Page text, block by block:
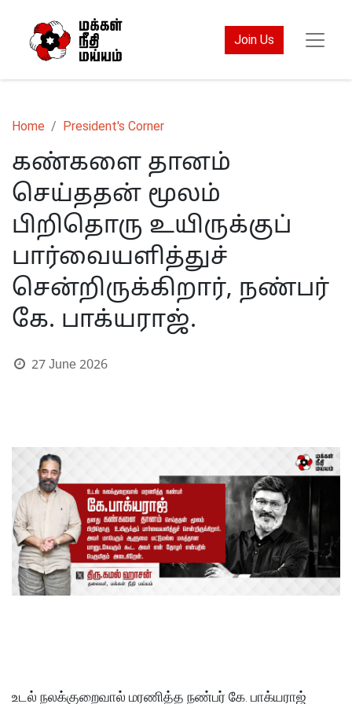
Join Us
Home President's Corner
கண்களை தானம்
செய்ததன் மூலம்
பிறிதொரு உயிருக்குப்
பார்வையளித்துச்
சென்றிருக்கிறார், நண்பர்
கே. பாக்யராஜ்.
27 June 2026
உடல் நலக்குறைவால் மரணித்த நண்பர் கே. பாக்யராஜ்